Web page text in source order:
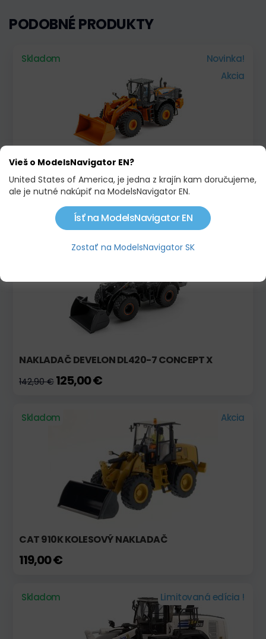
PODOBNÉ PRODUKTY
Skladom
Novinka!
Akcia
KOLESOVÝ NAKLADAČ HITACHI ZW310-6
125,00 €
NAKLADAČ DEVELON DL420-7 CONCEPT X
142,90 € 125,00 €
Skladom Akcia
CAT 910K KOLESOVÝ NAKLADAČ
119,00 €
Skladom Limitovaná edícia !
Vieš o ModelsNavigator EN?
United States of America, je jedna z krajín kam doručujeme,
ale je nutné nakúpiť na ModelsNavigator EN.
Ísť na ModelsNavigator EN
Zostať na ModelsNavigator SK